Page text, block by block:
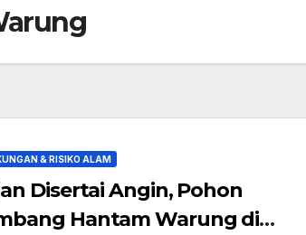
& RISIKO ALAM
Disertai Angin, Pohon
Hantam Warung di